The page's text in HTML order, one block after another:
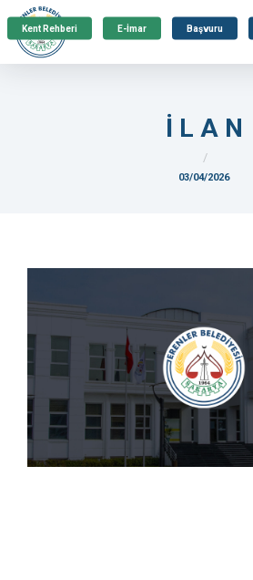
Kent Rehberi E-İmar Başvuru
İ L A N
03/04/2026